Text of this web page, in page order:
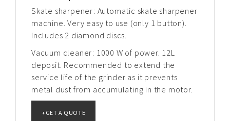
Skate sharpener: Automatic skate sharpener
machine. Very easy to use (only 1 button).
Includes 2 diamond discs.
Vacuum cleaner: 1000 W of power. 12L
deposit. Recommended to extend the
service life of the grinder as it prevents
metal dust from accumulating in the motor.